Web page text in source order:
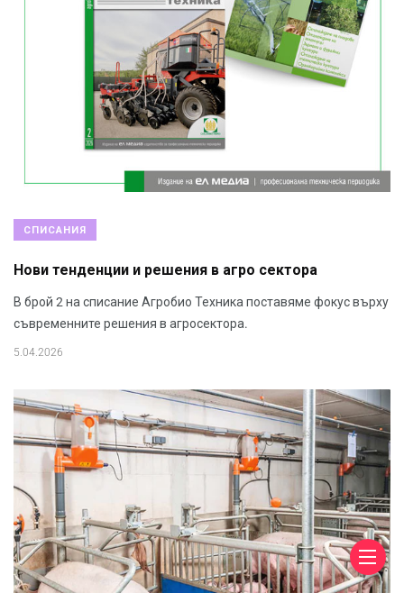
СПИСАНИЯ
Нови тенденции и решения в агро сектора
В брой 2 на списание Агробио Техника поставяме фокус върху
съвременните решения в агросектора.
5.04.2026